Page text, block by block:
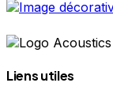
Liens utiles